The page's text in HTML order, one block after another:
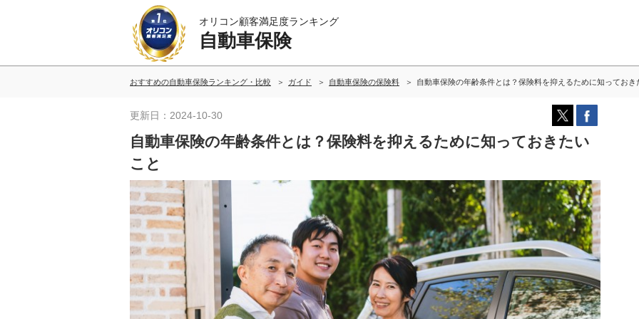
オリコン顧客満足度ランキング
自動車保険
おすすめの自動車保険ランキング・比較 ガイド 自動車保険の保険料 自動車保険の年齢条件とは？保険料を抑えるために知っておき
更新日：2024-10-30
自動車保険の年齢条件とは？保険料を抑えるために知っておきたい
こと